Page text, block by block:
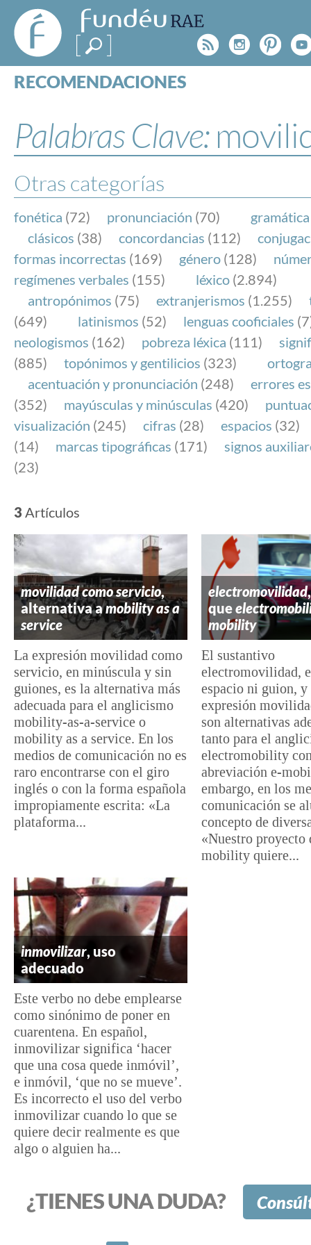
FundéuRAE
- Fundación
del Español
Urgente
Rss
RECOMENDACIONES
ESPECIALES
BLOG
NOTICIAS
SOBRE LA FUNDÉURAE
FundéuRAE es una fundación patrocinada por la
y la Real Academia Española, cuyo objetivo es
el buen uso del español en los medios de
Internet.
Palabras Clave:
Otras categorías
fonética (72) pronunciación (70) gramática
clásicos (38) concordancias (112)
formas incorrectas (169) género (128)
regímenes verbales (155) léxico (2.894)
antropónimos (75) extranjerismos (1.255)
(649)
latinismos (52) lenguas cooficiales
neologismos (162) pobreza léxica (111)
(885)
topónimos y gentilicios (323)
acentuación y pronunciación (248)
errores
(352)
mayúsculas y minúsculas (420)
visualización (245) cifras (28) espacios (32)
(14)
marcas tipográficas (171)
signos
(23)
3 Artículos
movilidad como servicio,
alternativa amobility as a
service
La expresión movilidad como
servicio, en minúscula y sin
guiones, es la alternativa más
adecuada para el anglicismo
mobility-as-a-service o
mobility as a service. En los
medios de comunicación no es
raro encontrarse con el giro
inglés o con la forma española
impropiamente escrita: «La
plataforma...
electromovilidad
que
mobility
El sustantivo
electromovilidad,
espacio ni guion, y
expresión
son alternativas
tanto para el
electromobility
abreviación e-
embargo, en los
comunicación se
concepto de
«Nuestro proyecto
mobility quiere...
inmovilizar, uso
adecuado
Este verbo no debe emplearse
como sinónimo de poner en
cuarentena. En español,
inmovilizar significa ‘hacer
que una cosa quede inmóvil’,
e inmóvil, ‘que no se mueve’.
Es incorrecto el uso del verbo
inmovilizar cuando lo que se
quiere decir realmente es que
algo o alguien ha...
¿TIENES UNA DUDA?